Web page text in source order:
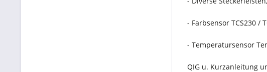
- Farbsensor TCS230 /
- Temperatursensor
QIG u. Kurzanleitung